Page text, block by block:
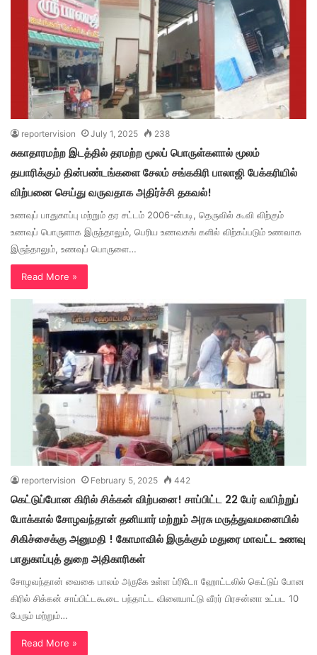
reportervision July 1, 2025 238
சுகாதாரமற்ற இடத்தில் தரமற்ற மூலப் பொருள்களால் மூலம்
தயாரிக்கும் தின்பண்டங்களை சேலம் சங்ககிரி பாலாஜி பேக்கரியில்
விற்பனை செய்து வருவதாக அதிர்ச்சி தகவல்!
உணவுப் பாதுகாப்பு மற்றும் தர சட்டம் 2006-ன்படி, தெருவில் கூவி விற்கும்
உணவுப் பொருளாக இருந்தாலும், பெரிய உணவகங் களில் விற்கப்படும் உணவாக
இருந்தாலும், உணவுப் பொருளை…
Read More »
reportervision February 5, 2025 442
கெட்டுப்போன கிரில் சிக்கன் விற்பனை! சாப்பிட்ட 22 பேர் வயிற்றுப்
போக்கால் சோழவந்தான் தனியார் மற்றும் அரசு மருத்துவமனையில்
சிகிச்சைக்கு அனுமதி ! கோமாவில் இருக்கும் மதுரை மாவட்ட உணவு
பாதுகாப்புத் துறை அதிகாரிகள்
சோழவந்தான் வைகை பாலம் அருகே உள்ள ப்ரிடோ ஹோட்டலில் கெட்டுப் போன
கிரில் சிக்கன் சாப்பிட்டகூடை பந்தாட்ட விளையாட்டு வீரர் பிரசன்னா உட்பட 10
பேரும் மற்றும்…
Read More »